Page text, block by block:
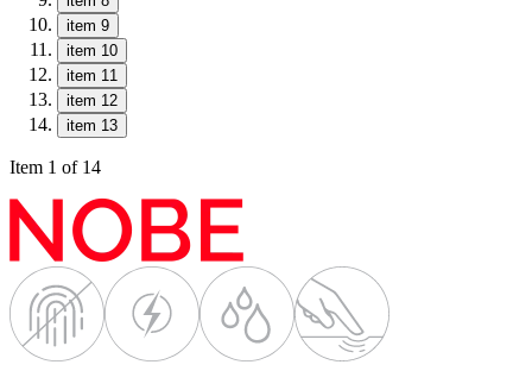
item 9
item 10
item 11
item 12
item 13
Item 1 of 14